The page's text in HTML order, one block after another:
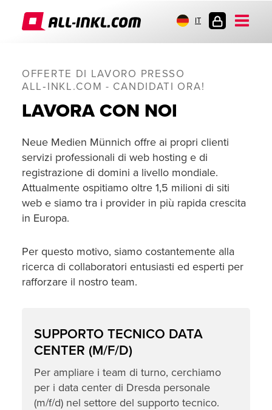
IT
OFFERTE DI LAVORO PRESSO
ALL‑INKL.COM - CANDIDATI ORA!
LAVORA CON NOI
Neue Medien Münnich offre ai propri clienti
servizi professionali di web hosting e di
registrazione di domini a livello mondiale.
Attualmente ospitiamo oltre 1,5 milioni di siti
web e siamo tra i provider in più rapida crescita
in Europa.
Per questo motivo, siamo costantemente alla
ricerca di collaboratori entusiasti ed esperti per
rafforzare il nostro team.
SUPPORTO TECNICO DATA
CENTER (M/F/D)
Per ampliare i team di turno, cerchiamo
per i data center di Dresda personale
(m/f/d) nel settore del supporto tecnico.